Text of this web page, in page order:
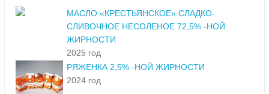
МАСЛО «КРЕСТЬЯНСКОЕ» СЛАДКО-
СЛИВОЧНОЕ НЕСОЛЕНОЕ 72,5% -НОЙ
ЖИРНОСТИ
2025 год
РЯЖЕНКА 2,5% -НОЙ ЖИРНОСТИ
2024 год